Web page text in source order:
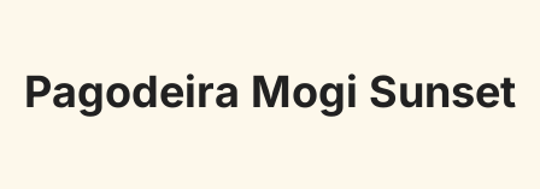
Pagodeira Mogi Sunset